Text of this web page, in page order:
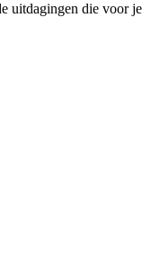
uitdagingen die voor